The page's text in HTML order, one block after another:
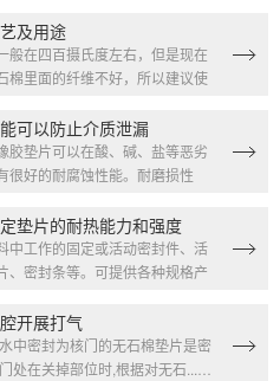
及用途
般在四百摄氏度左右，但是现在
棉里面的纤维不好，所以建议使
可以防止介质泄漏
胶垫片可以在酸、碱、盐等恶劣
很好的耐腐蚀性能。耐磨损性
垫片的耐热能力和强度
中工作的固定或活动密封件、活
、密封条等。可提供各种规格产
开展打气
中密封为核门的无石棉垫片是密
处在关掉部位时,根据对无石...…